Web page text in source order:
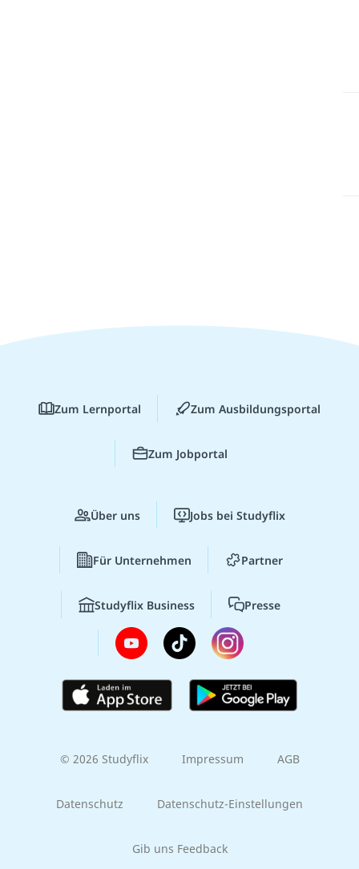
Zum Lernportal Zum Ausbildungsportal
Zum Jobportal
Über uns Jobs bei Studyflix
Für Unternehmen Partner
Studyflix Business Presse
© 2026 Studyflix Impressum AGB
Datenschutz Datenschutz-Einstellungen
Gib uns Feedback